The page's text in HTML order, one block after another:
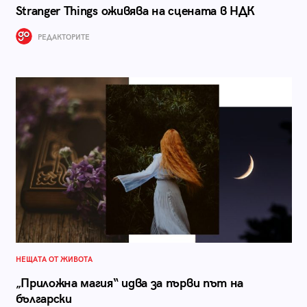
Stranger Things оживява на сцената в НДК
РЕДАКТОРИТЕ
НЕЩАТА ОТ ЖИВОТА
„Приложна магия“ идва за първи път на
български